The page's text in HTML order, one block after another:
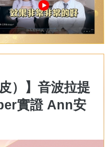
）】音波拉提
實證 Ann安